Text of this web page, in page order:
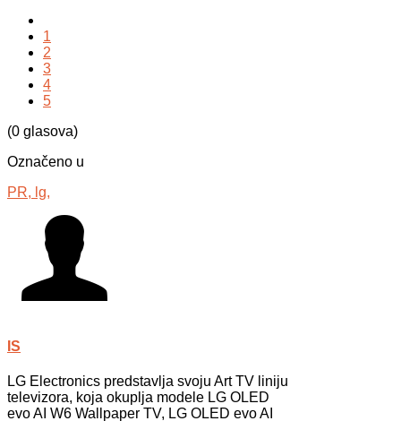
1
2
3
4
5
(0 glasova)
Označeno u
PR, lg,
IS
LG Electronics predstavlja svoju Art TV liniju
televizora, koja okuplja modele LG OLED
evo AI W6 Wallpaper TV, LG OLED evo AI